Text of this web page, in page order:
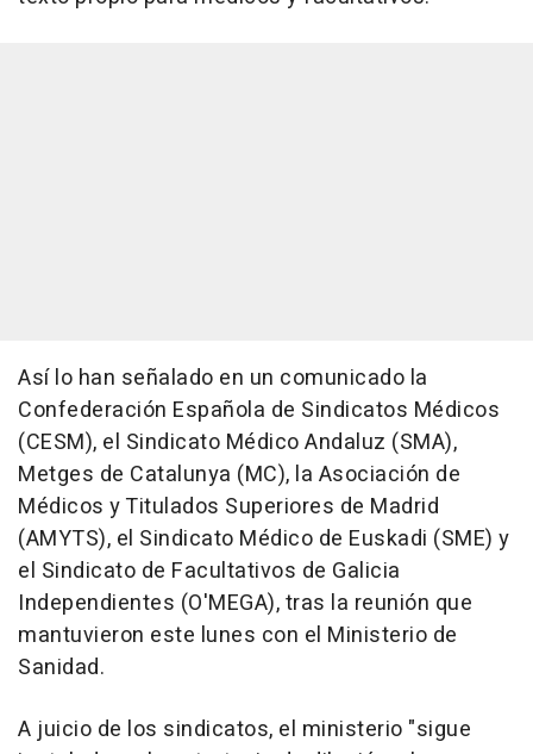
Así lo han señalado en un comunicado la
Confederación Española de Sindicatos Médicos
(CESM), el Sindicato Médico Andaluz (SMA),
Metges de Catalunya (MC), la Asociación de
Médicos y Titulados Superiores de Madrid
(AMYTS), el Sindicato Médico de Euskadi (SME) y
el Sindicato de Facultativos de Galicia
Independientes (O'MEGA), tras la reunión que
mantuvieron este lunes con el Ministerio de
Sanidad.
A juicio de los sindicatos, el ministerio "sigue